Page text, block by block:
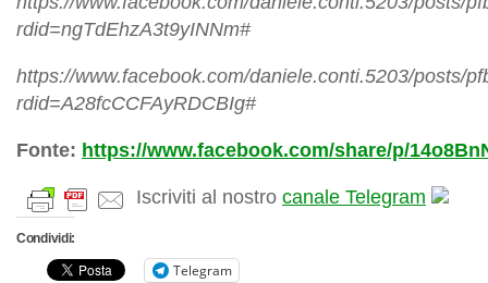
rdid=ngTdEhzA3t9yINNm#
https://www.facebook.com/daniele.conti.5203/posts/
rdid=A28fcCCFAyRDCBIg#
Fonte: https://www.facebook.com/share/p/
Iscriviti al nostro canale Telegram
Condividi:
Telegram